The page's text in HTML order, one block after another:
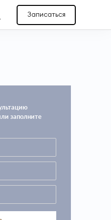
Записаться
заполните